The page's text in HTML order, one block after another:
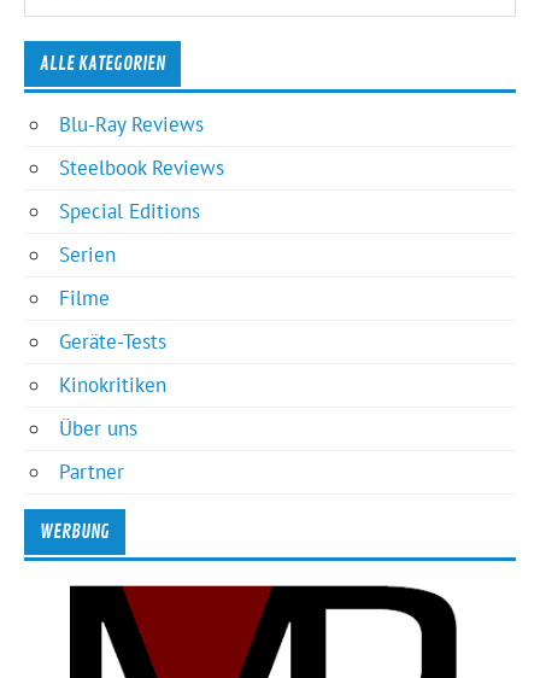
ALLE KATEGORIEN
Blu-Ray Reviews
Steelbook Reviews
Special Editions
Serien
Filme
Geräte-Tests
Kinokritiken
Über uns
Partner
WERBUNG